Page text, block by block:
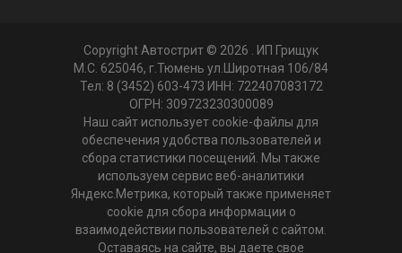
Copyright Автострит © 2026
. ИП Грищук
М.С. 625046, г.Тюмень ул.Широтная 106/84
Тел: 8 (3452) 603-473 ИНН: 722407083172
ОГРН: 309723230300089
Наш сайт использует cookie-файлы для
обеспечения удобства пользователей и
сбора статистики посещений. Мы также
используем сервис веб-аналитики
Яндекс.Метрика, который также применяет
cookie для сбора информации о
взаимодействии пользователей с сайтом.
Оставаясь на сайте, вы даете свое